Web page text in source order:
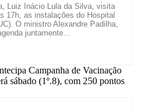
Luiz Inácio Lula da Silva, visita
17h, as instalações do Hospital
O ministro Alexandre Padilha,
juntamente...